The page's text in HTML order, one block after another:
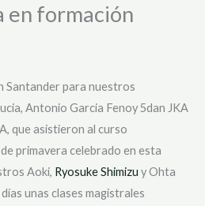
en formación
Santander para nuestros
Antonio Garcia Fenoy 5dan JKA
que asistieron al curso
primavera celebrado en esta
Aoki, Ryosuke Shimizu y Ohta
unas clases magistrales